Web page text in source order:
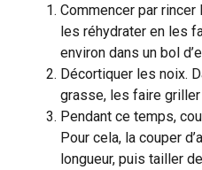
Commencer par
les réhydrater en les
environ dans un bol
Décortiquer les noix.
grasse, les faire griller
Pendant ce temps,
Pour cela, la couper
longueur, puis tailler